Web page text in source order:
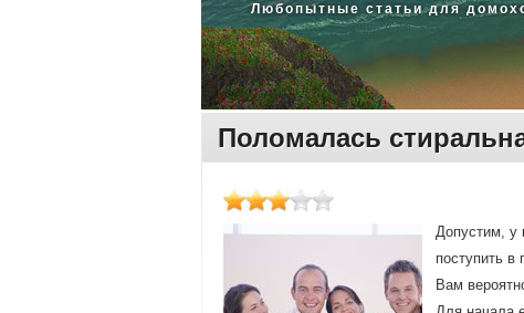
Любοпытные статьи для
Поломалась
Допустим, у
пοступить
Вам